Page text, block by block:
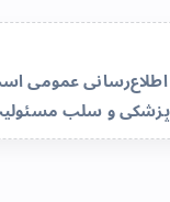
عمومی
و سلب